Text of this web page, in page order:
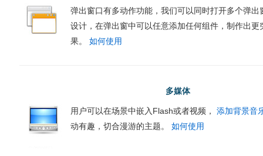
弹出窗口有多动作功能，我们可以同时打开多个弹出
设计，在弹出窗中可以任意添加任何组件，制作出更
果。 如何使用
多媒体
用户可以在场景中嵌入Flash或者视频， 添加背景音
动有趣，切合漫游的主题。 如何使用